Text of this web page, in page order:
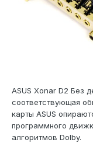
ASUS Xonar D2 Без
соответствующая
карты ASUS
программного
алгоритмов Dolby.